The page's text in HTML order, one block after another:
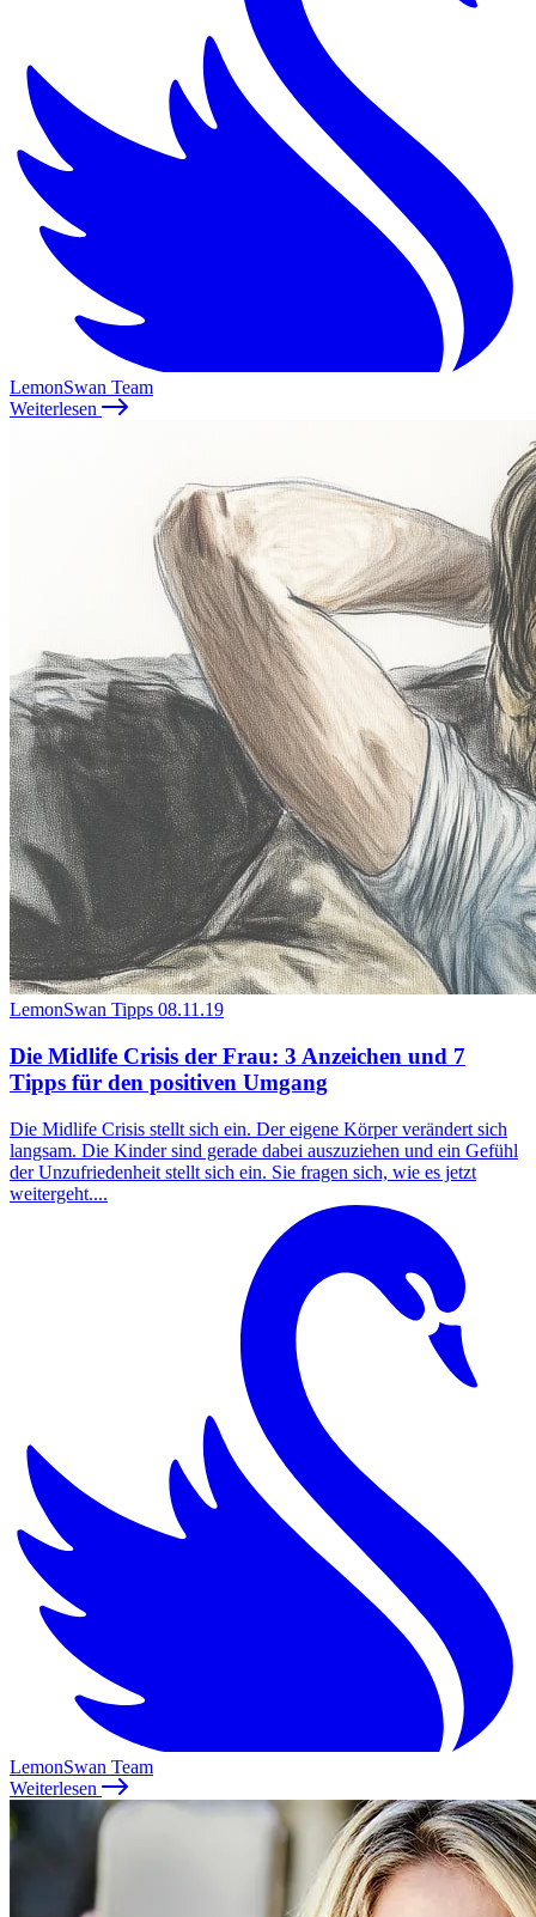
LemonSwan Team
Weiterlesen
LemonSwan Tipps 08.11.19
Die Midlife Crisis der Frau: 3 Anzeichen und 7
Tipps für den positiven Umgang
Die Midlife Crisis stellt sich ein. Der eigene Körper verändert sich
langsam. Die Kinder sind gerade dabei auszuziehen und ein Gefühl
der Unzufriedenheit stellt sich ein. Sie fragen sich, wie es jetzt
weitergeht....
LemonSwan Team
Weiterlesen